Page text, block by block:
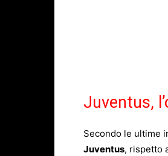
Juventus,
Secondo le ultime
Juventus, rispetto